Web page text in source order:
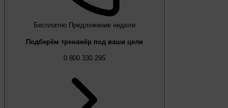
Бесплатно Предложение недели
Подберём тренажёр под ваши цели
0 800 330 295